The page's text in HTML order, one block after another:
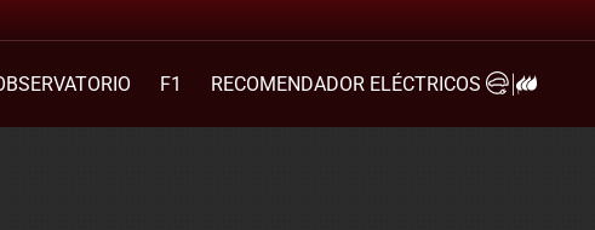
F1 RECOMENDADOR ELÉCTRICOS